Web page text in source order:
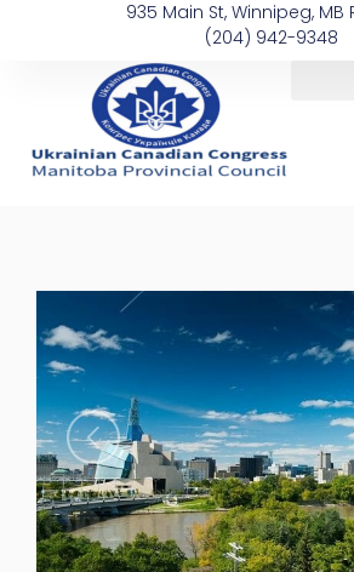
935 Main St, Winnipeg, MB
(204) 942-9348